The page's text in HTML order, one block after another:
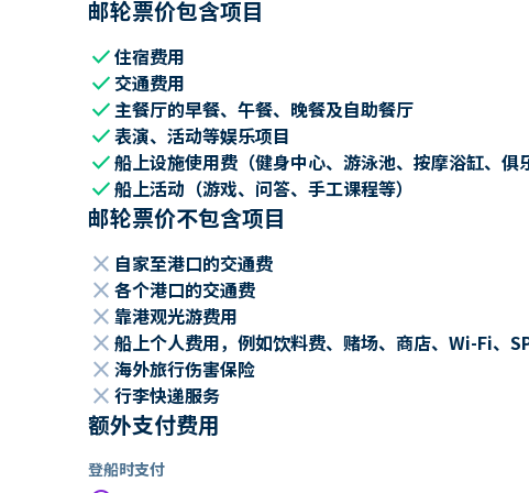
邮轮票价包含项目
check住宿费用
check 交通费用
check主餐厅的早餐、午餐、晚餐及自助餐厅
check表演、活动等娱乐项目
check船上设施使用费（健身中心、游泳池、按摩浴缸、俱
check船上活动（游戏、问答、手工课程等）
邮轮票价不包含项目
close 自家至港口的交通费
close 各个港口的交通费
close 靠港观光游费用
close 船上个人费用，例如饮料费、赌场、商店、Wi-Fi、
close 海外旅行伤害保险
close 行李快递服务
额外支付费用
登船时支付